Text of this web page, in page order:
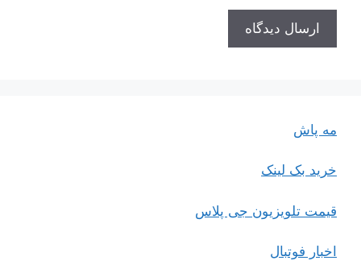
مه پاش
خرید بک لینک
قیمت تلویزیون جی پلاس
اخبار فوتبال